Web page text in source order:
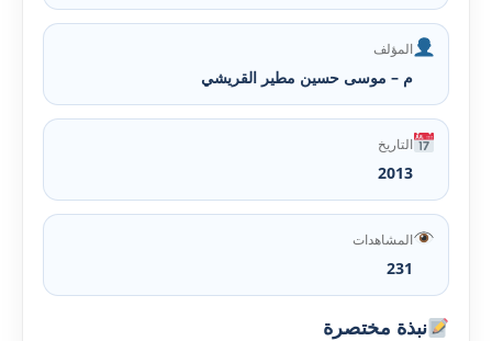
المؤلف
م – موسى حسين مطير القريشي
التاريخ
2013
المشاهدات
231
نبذة مختصرة